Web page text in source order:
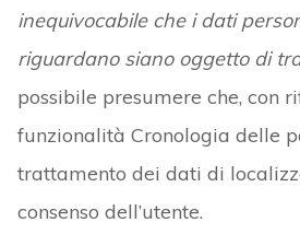
inequivocabile che i dati
riguardano siano oggetto di
possibile presumere che, con
funzionalità Cronologia delle
trattamento dei dati di
consenso dell’utente.